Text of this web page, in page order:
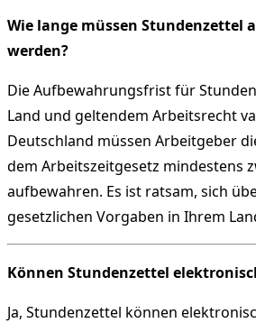
Wie lange müssen Stundenzettel
werden?
Die Aufbewahrungsfrist für
Land und geltendem Arbeitsrecht
Deutschland müssen Arbeitgeber
dem Arbeitszeitgesetz mindestens
aufbewahren. Es ist ratsam, sich
gesetzlichen Vorgaben in Ihrem
Können Stundenzettel
Ja, Stundenzettel können